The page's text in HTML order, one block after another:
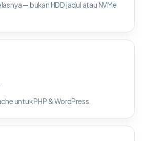
— bukan HDD jadul atau NVMe
untuk PHP & WordPress.